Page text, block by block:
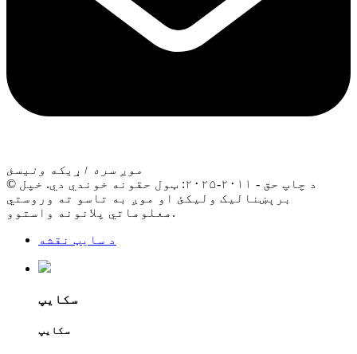
موږ سره اړیکه ونیسئ
© د چاپ حق - ۲۰۱۱-۲۰۲۵: ټول حقونه خوندي دي. خپل
برېښنالیک ولیکئ او موږ به تاسو ته وروستي
معلوماتي پلانونه واستوو.
د سایټ نقشه
سکایپ
سکایپ